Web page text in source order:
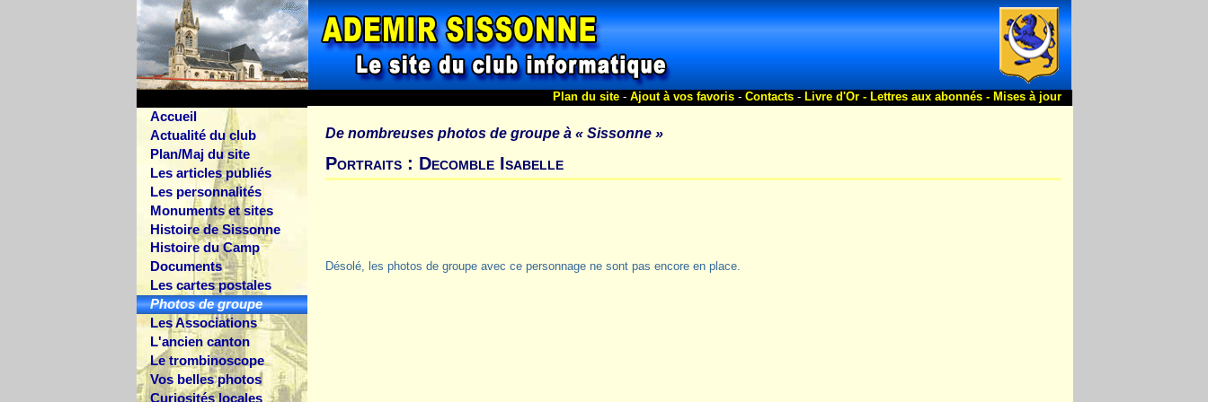
Accueil
Actualité du club
Plan/Maj du site
Les articles publiés
Les personnalités
Monuments et sites
Histoire de Sissonne
Histoire du Camp
Documents
Les cartes postales
Photos de groupe
Les Associations
L'ancien canton
Le trombinoscope
Vos belles photos
Curiosités locales
Plan du site- Ajout à vos favoris- Contacts- Livre d'Or - Lettres aux abonnés - Mises à jour
De nombreuses photos de groupe à « Sissonne »
Portraits : Decomble Isabelle
Désolé, les photos de groupe avec ce personnage ne sont pas encore en place.